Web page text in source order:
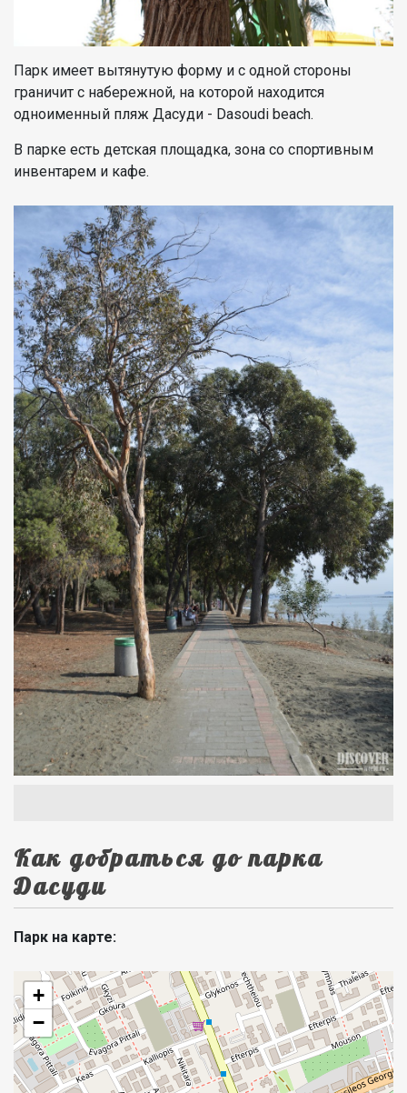
Парк имеет вытянутую форму и с одной стороны
граничит с набережной, на которой находится
одноименный пляж Дасуди - Dasoudi beach.
В парке есть детская площадка, зона со спортивным
инвентарем и кафе.
Как добраться до парка
Дасуди
Парк на карте:
+
−